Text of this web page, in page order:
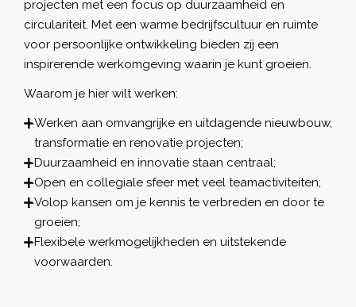
projecten met een focus op duurzaamheid en
circulariteit. Met een warme bedrijfscultuur en ruimte
voor persoonlijke ontwikkeling bieden zij een
inspirerende werkomgeving waarin je kunt groeien.
Waarom je hier wilt werken:
Werken aan omvangrijke en uitdagende nieuwbouw,
transformatie en renovatie projecten;
Duurzaamheid en innovatie staan centraal;
Open en collegiale sfeer met veel teamactiviteiten;
Volop kansen om je kennis te verbreden en door te
groeien;
Flexibele werkmogelijkheden en uitstekende
voorwaarden.